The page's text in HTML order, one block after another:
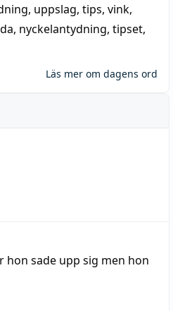
, uppslag, tips, vink,
, nyckelantydning, tipset,
Läs mer om dagens ord
hon sade upp sig men hon